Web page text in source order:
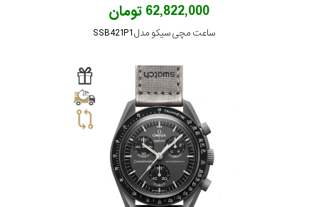
62,822,000 تومان
ساعت مچی سیکو مدل SSB421P1